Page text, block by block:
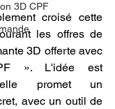
3D CPF
croisé cette
les offres de
3D offerte avec
». L'idée est
promet un
avec un outil de